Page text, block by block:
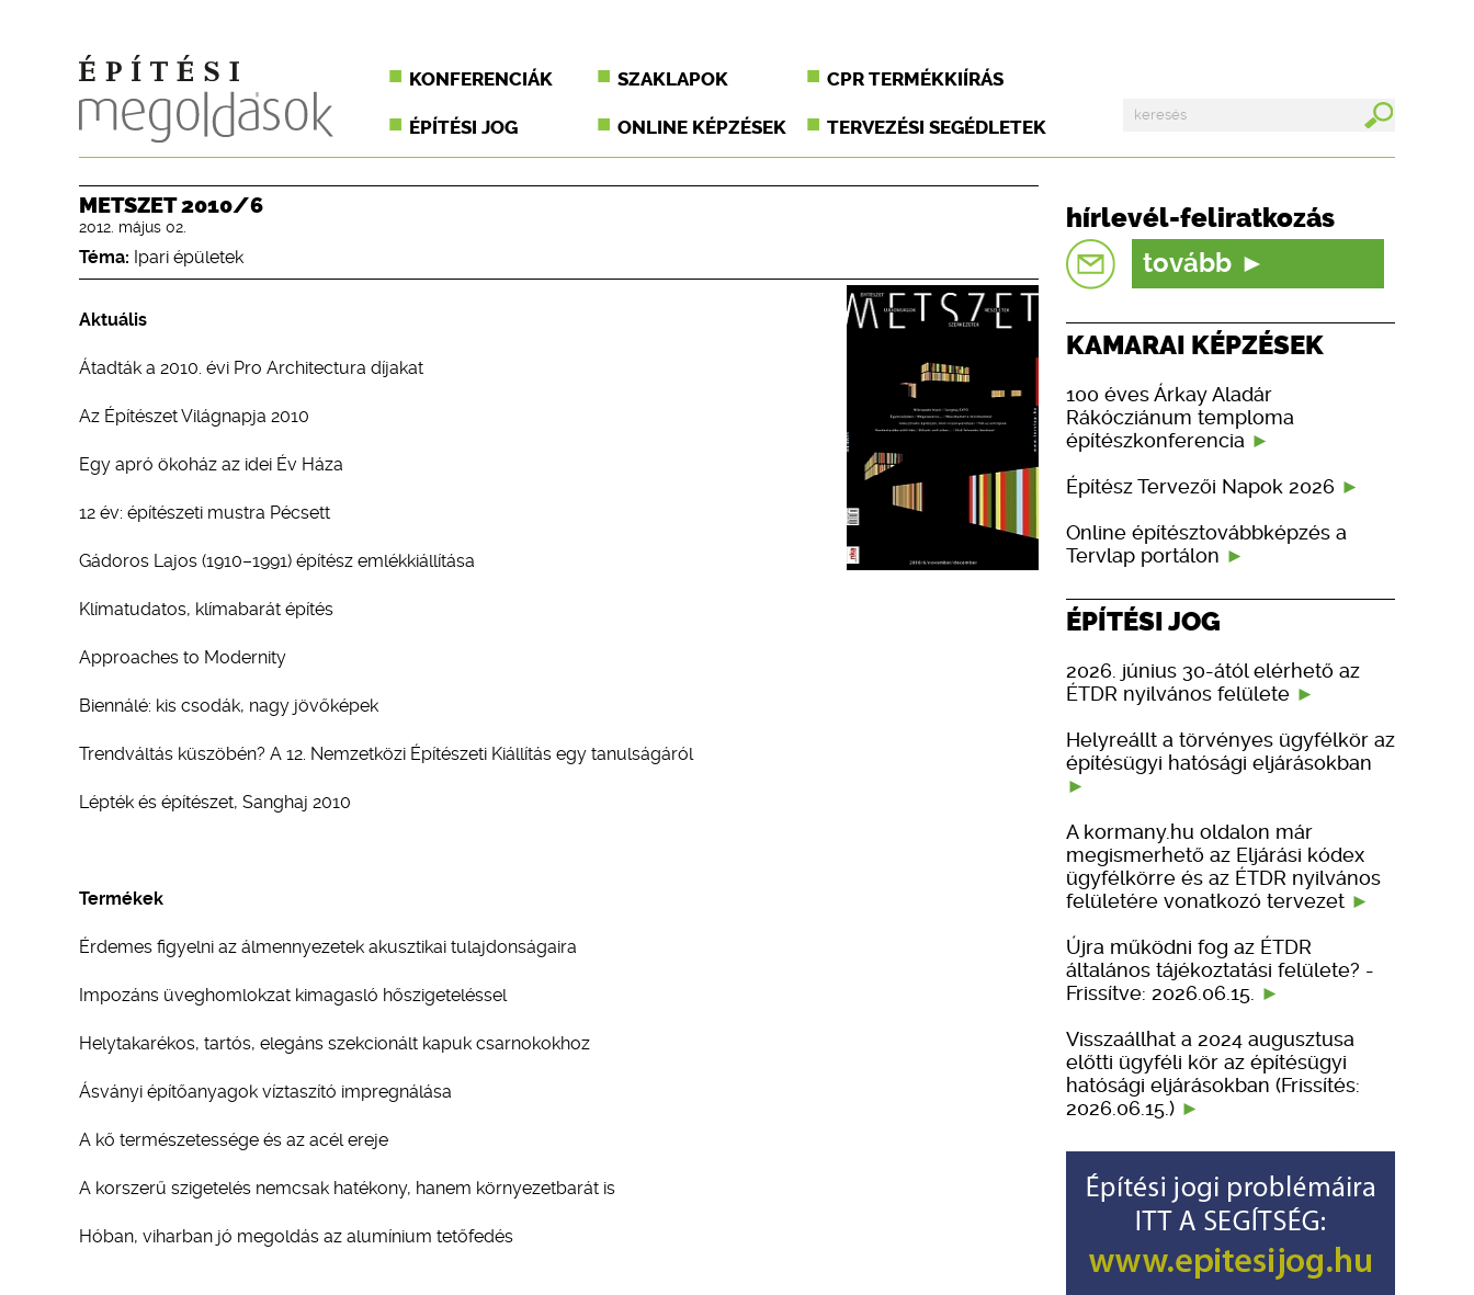
KONFERENCIÁK SZAKLAPOK CPR TERMÉKKIÍRÁS
ÉPÍTÉSI JOG ONLINE KÉPZÉSEK TERVEZÉSI SEGÉDLETEK
METSZET 2010/6
2012. május 02.
Téma: Ipari épületek
Aktuális
Átadták a 2010. évi Pro Architectura díjakat
Az Építészet Világnapja 2010
Egy apró ökoház az idei Év Háza
12 év: építészeti mustra Pécsett
Gádoros Lajos (1910–1991) építész emlékkiállítása
Klímatudatos, klímabarát építés
Approaches to Modernity
Biennálé: kis csodák, nagy jövőképek
Trendváltás küszöbén? A 12. Nemzetközi Építészeti Kiállítás egy tanulságáról
Lépték és építészet, Sanghaj 2010
Termékek
Érdemes figyelni az álmennyezetek akusztikai tulajdonságaira
Impozáns üveghomlokzat kimagasló hőszigeteléssel
Helytakarékos, tartós, elegáns szekcionált kapuk csarnokokhoz
Ásványi építőanyagok víztaszító impregnálása
A kő természetessége és az acél ereje
A korszerű szigetelés nemcsak hatékony, hanem környezetbarát is
Hóban, viharban jó megoldás az alumínium tetőfedés
hírlevél-feliratkozás
tovább
KAMARAI KÉPZÉSEK
100 éves Árkay Aladár
Rákócziánum temploma
építészkonferencia
Építész Tervezői Napok 2026
Online építésztovábbképzés a
Tervlap portálon
ÉPÍTÉSI JOG
2026. június 30-ától elérhető az
ÉTDR nyilvános felülete
Helyreállt a törvényes ügyfélkör az
építésügyi hatósági eljárásokban
A kormany.hu oldalon már
megismerhető az Eljárási kódex
ügyfélkörre és az ÉTDR nyilvános
felületére vonatkozó tervezet
Újra működni fog az ÉTDR
általános tájékoztatási felülete? -
Frissítve: 2026.06.15.
Visszaállhat a 2024 augusztusa
előtti ügyféli kör az építésügyi
hatósági eljárásokban (Frissítés:
2026.06.15.)